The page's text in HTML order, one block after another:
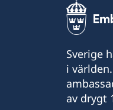
Sverige
i
av drygt